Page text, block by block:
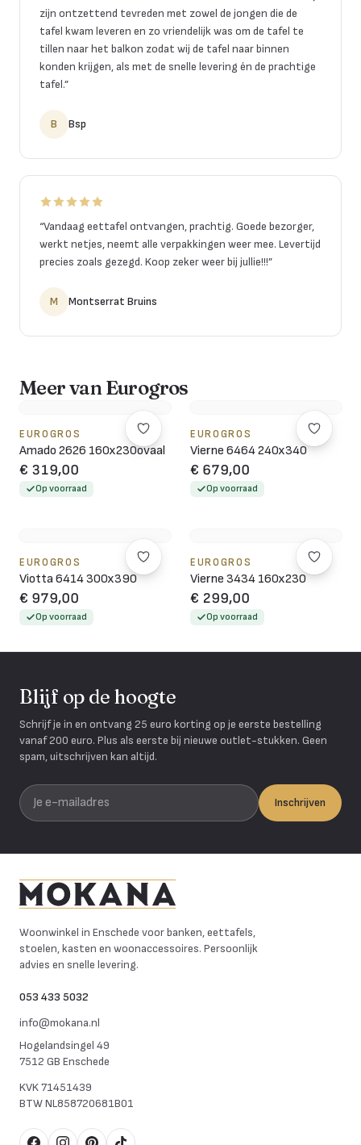
zijn ontzettend tevreden met zowel de jongen die de
tafel kwam leveren en zo vriendelijk was om de tafel te
tillen naar het balkon zodat wij de tafel naar binnen
konden krijgen, als met de snelle levering én de prachtige
tafel.”
B Bsp
“Vandaag eettafel ontvangen, prachtig. Goede bezorger,
werkt netjes, neemt alle verpakkingen weer mee. Levertijd
precies zoals gezegd. Koop zeker weer bij jullie!!!”
M Montserrat Bruins
Meer van Eurogros
EUROGROS
Amado 2626 160x230ovaal
€ 319,00
Op voorraad
EUROGROS
Vierne 6464 240x340
€ 679,00
Op voorraad
EUROGROS
Viotta 6414 300x390
€ 979,00
Op voorraad
EUROGROS
Vierne 3434 160x230
€ 299,00
Op voorraad
Blijf op de hoogte
Schrijf je in en ontvang 25 euro korting op je eerste bestelling
vanaf 200 euro. Plus als eerste bij nieuwe outlet-stukken. Geen
spam, uitschrijven kan altijd.
Je e-mailadres
Inschrijven
Woonwinkel in Enschede voor banken, eettafels,
stoelen, kasten en woonaccessoires. Persoonlijk
advies en snelle levering.
053 433 5032
info@mokana.nl
Hogelandsingel 49
7512 GB Enschede
KVK71451439
BTWNL858720681B01